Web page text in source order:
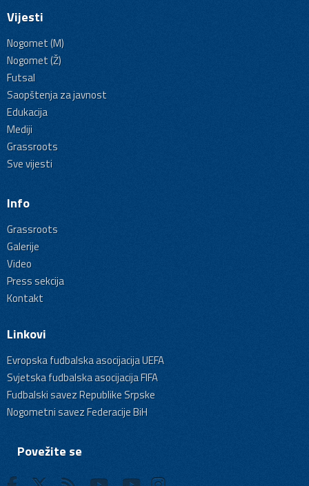
Vijesti
Nogomet (M)
Nogomet (Ž)
Futsal
Saopštenja za javnost
Edukacija
Mediji
Grassroots
Sve vijesti
Info
Grassroots
Galerije
Video
Press sekcija
Kontakt
Linkovi
Evropska fudbalska asocijacija UEFA
Svjetska fudbalska asocijacija FIFA
Fudbalski savez Republike Srpske
Nogometni savez Federacije BiH
Povežite se